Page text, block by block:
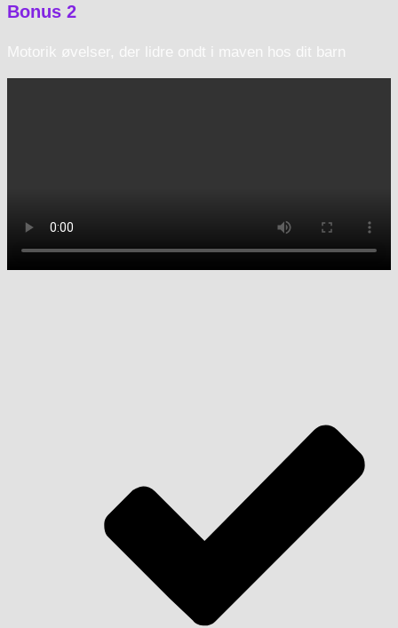
Bonus 2
Motorik øvelser, der lidre ondt i maven hos dit barn